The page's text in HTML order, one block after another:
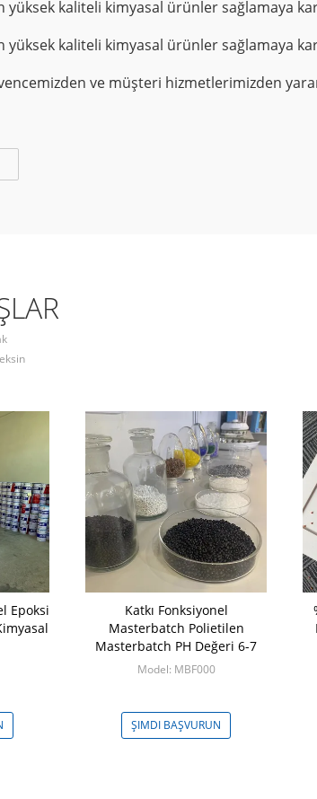
kaliteli kimyasal ürünler sağlamaya
kaliteli kimyasal ürünler sağlamaya
ve müşteri hizmetlerimizden
Epoksi
Katkı Fonksiyonel
Masterbatch Polietilen
Masterbatch PH Değeri 6-7
Model: MBF000
ŞIMDI BAŞVURUN